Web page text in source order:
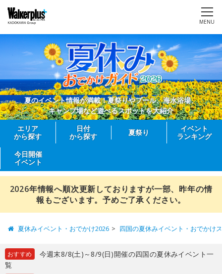
MENU
夏のイベント情報が満載！夏祭りやプール、海水浴場、
キャンプ場など遊べるスポットを大紹介
エリア
から探す
日付
から探す
夏祭り
イベント
ランキング
今日開催
イベント
2026年情報へ順次更新しておりますが一部、昨年の情
報もございます。予めご了承ください。
夏休みイベント・おでかけ2026 四国の夏休みイベント・おでかけ
おすすめ
今週末8/8(土)～8/9(日)開催の四国の夏休みイベント一
覧